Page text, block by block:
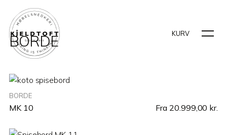
KURV
BORDE
BORDE
MK 10 Fra 20.999,00 kr.